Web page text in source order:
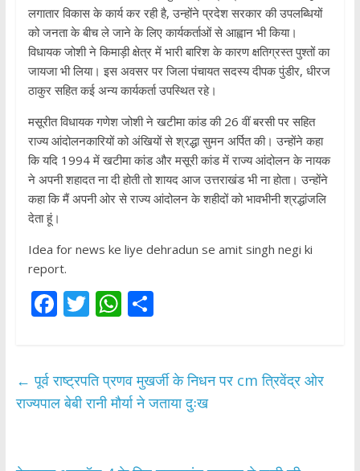
लगातार विकास के कार्य कर रही है, उन्होंने प्रदेश सरकार की उपलब्धियों
को जनता के बीच ले जाने के लिए कार्यकर्ताओं से आह्वान भी किया।
विधायक जोशी ने किमाड़ी क्षेत्र में भारी बारिश के कारण क्षतिग्रस्त पुश्तों का
जायजा भी लिया। इस अवसर पर जिला पंचायत सदस्य दीपक पुंडीर, धीरज
ठाकुर सहित कई अन्य कार्यकर्ता उपस्थित रहे।
मसूरीत विधायक गणेश जोशी ने खटीमा कांड की 26 वीं बरसी पर सहित
राज्य आंदोलनकारियों को अंखियों से श्रद्धा सुमन अर्पित की। उन्होंने कहा
कि यदि 1994 में खटीमा कांड और मसूरी कांड में राज्य आंदोलन के नायक
ने अपनी शहादत ना दी होती तो शायद आज उत्तराखंड भी ना होता। उन्होंने
कहा कि मैं अपनी ओर से राज्य आंदोलन के शहीदों को भावभीनी श्रद्धांजलि
देता हूं।
Idea for news ke liye dehradun se amit singh negi ki
report.
F
b
o
T
er
W
s
A
p
S
e
← पूर्व राष्ट्रपति प्रणव मुखर्जी के निधन पर cm त्रिवेंद्र ओर
राज्यपाल बेबी रानी मौर्या ने जताया दुःख